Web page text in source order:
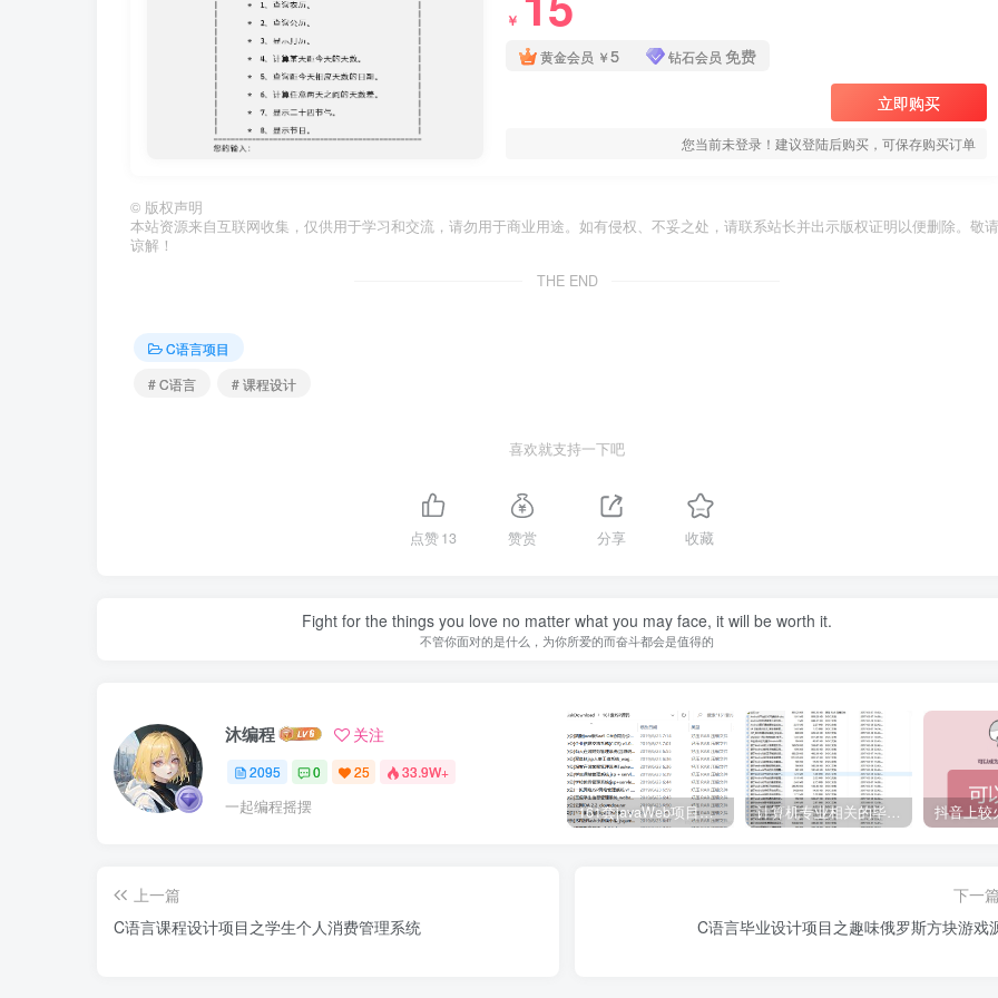
￥
黄金会员 ￥5 钻石会员 免费
立即购买
您当前未登录！建议登陆后购买，可保存购买订单
© 版权声明
本站资源来自互联网收集，仅供用于学习和交流，请勿用于商业用途。如有侵权、不妥之处，请联系站长并出示版权证明以便删除。敬请
谅解！
THE END
C语言项目
# C语言
# 课程设计
喜欢就支持一下吧
点赞13 赞赏 分享 收藏
Fight for the things you love no matter what you may face, it will be worth it.
不管你面对的是什么，为你所爱的而奋斗都会是值得的
沐编程 关注
2095 0 25 33.9W+
一起编程摇摆 161套javaWeb项目源码免费分享 计算机专业相关的毕业设计论文合集免费下载
上一篇
C语言课程设计项目之学生个人消费管理系统
下一
C语言毕业设计项目之趣味俄罗斯方块游戏